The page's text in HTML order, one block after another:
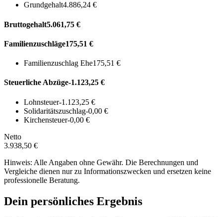
Grundgehalt4.886,24 €
Bruttogehalt5.061,75 €
Familienzuschläge175,51 €
Familienzuschlag Ehe175,51 €
Steuerliche Abzüge-1.123,25 €
Lohnsteuer-1.123,25 €
Solidaritätszuschlag-0,00 €
Kirchensteuer-0,00 €
Netto
3.938,50 €
Hinweis: Alle Angaben ohne Gewähr. Die Berechnungen und
Vergleiche dienen nur zu Informationszwecken und ersetzen keine
professionelle Beratung.
Dein persönliches Ergebnis